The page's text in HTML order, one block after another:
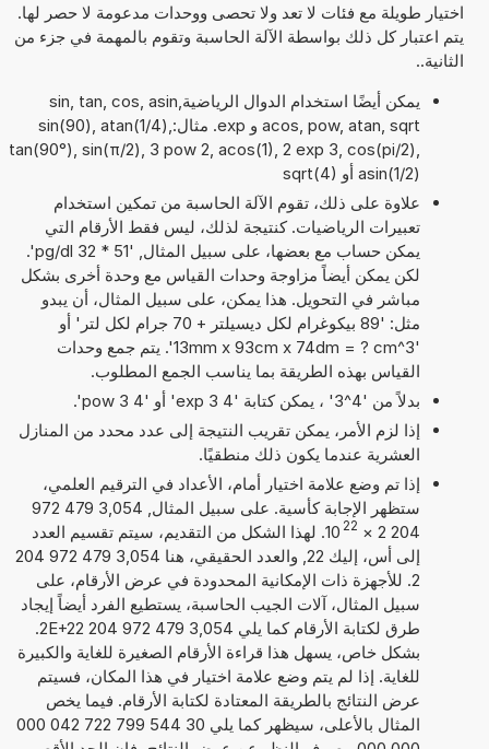
اختيار طويلة مع فئات لا تعد ولا تحصى ووحدات مدعومة لا حصر لها.
يتم اعتبار كل ذلك بواسطة الآلة الحاسبة وتقوم بالمهمة في جزء من
الثانية..
يمكن أيضًا استخدام الدوال الرياضيةsin, tan, cos, asin,
acos, pow, atan, sqrt و exp. مثال:sin(90), atan(1/4),
tan(90°), sin(π/2), 3 pow 2, acos(1), 2 exp 3, cos(pi/2),
asin(1/2) أو sqrt(4)
علاوة على ذلك، تقوم الآلة الحاسبة من تمكين استخدام
تعبيرات الرياضيات. كنتيجة لذلك، ليس فقط الأرقام التي
يمكن حساب مع بعضها، على سبيل المثال, '51 * 32 pg/dl'.
لكن يمكن أيضاً مزاوجة وحدات القياس مع وحدة أخرى بشكل
مباشر في التحويل. هذا يمكن، على سبيل المثال، أن يبدو
مثل: '89 بيكوغرام لكل ديسيلتر + 70 جرام لكل لتر' أو
'13mm x 93cm x 74dm = ? cm^3'. يتم جمع وحدات
القياس بهذه الطريقة بما يناسب الجمع المطلوب.
بدلاً من '4^3' ، يمكن كتابة '4 exp 3' أو '4 pow 3'.
إذا لزم الأمر، يمكن تقريب النتيجة إلى عدد محدد من المنازل
العشرية عندما يكون ذلك منطقيًا.
إذا تم وضع علامة اختيار أمام، الأعداد في الترقيم العلمي،
ستظهر الإجابة كأسية. على سبيل المثال, 3,054 479 972
204 2
×
10 22
. لهذا الشكل من التقديم، سيتم تقسيم العدد
إلى أس، إليك 22, والعدد الحقيقي، هنا 3,054 479 972 204
2. للأجهزة ذات الإمكانية المحدودة في عرض الأرقام، على
سبيل المثال، آلات الجيب الحاسبة، يستطيع الفرد أيضاً إيجاد
طرق لكتابة الأرقام كما يلي 3,054 479 972 204 2E+22.
بشكل خاص، يسهل هذا قراءة الأرقام الصغيرة للغاية والكبيرة
للغاية. إذا لم يتم وضع علامة اختيار في هذا المكان، فسيتم
عرض النتائج بالطريقة المعتادة لكتابة الأرقام. فيما يخص
المثال بالأعلى، سيظهر كما يلي 30 544 799 722 042 000